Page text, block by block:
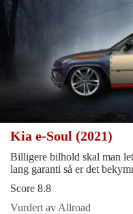
Kia e-Soul (2021)
Billigere bilhold skal man
lang garanti så er det
Score 8.8
Vurdert av Allroad